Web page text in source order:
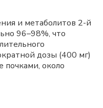
и метаболитов 2-й
96–98%, что
дозы (400 мг)
около